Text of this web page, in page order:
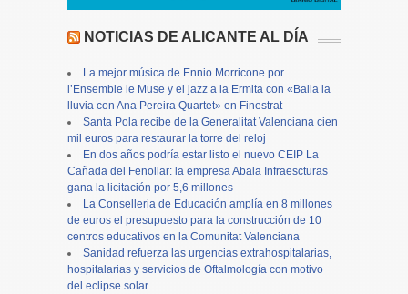
NOTICIAS DE ALICANTE AL DÍA
La mejor música de Ennio Morricone por
l’Ensemble le Muse y el jazz a la Ermita con «Baila la
lluvia con Ana Pereira Quartet» en Finestrat
Santa Pola recibe de la Generalitat Valenciana cien
mil euros para restaurar la torre del reloj
En dos años podría estar listo el nuevo CEIP La
Cañada del Fenollar: la empresa Abala Infraescturas
gana la licitación por 5,6 millones
La Conselleria de Educación amplía en 8 millones
de euros el presupuesto para la construcción de 10
centros educativos en la Comunitat Valenciana
Sanidad refuerza las urgencias extrahospitalarias,
hospitalarias y servicios de Oftalmología con motivo
del eclipse solar